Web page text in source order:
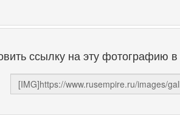
ссылку на эту фотографию